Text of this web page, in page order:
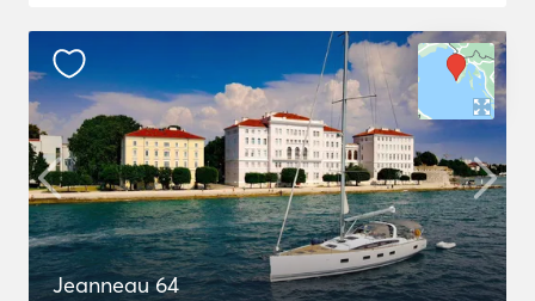
Jeanneau 64